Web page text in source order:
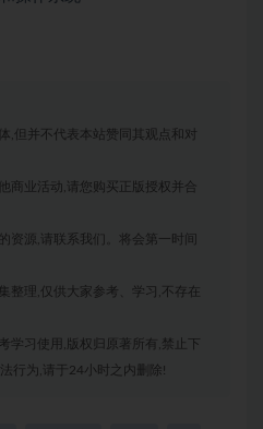
,但并不代表本站赞同其观点和对
商业活动,请您购买正版授权并合
资源,请联系我们。将会第一时间
整理,仅供大家参考、学习,不存在
学习使用,版权归原著所有,禁止下
行为,请于24小时之内删除!